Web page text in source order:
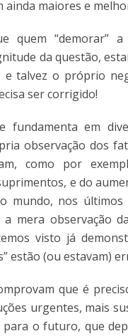
ainda maiores e
quem “demorar”
da questão,
e talvez o próprio
ser corrigido!
fundamenta em
observação dos
como por
e do
mundo, nos últimos
mera observação
visto já
estão (ou estavam)
que é
urgentes, mais
para o futuro, que